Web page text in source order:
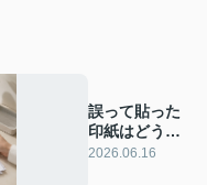
誤って貼った
印紙はどうな
る？不動産取
2026.06.16